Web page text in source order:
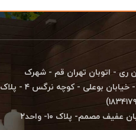
تهران - منطقه ۱۸ - شهرستان ری - اتوبان تهران قم - شهرک
صنعتی شمس آباد - بلوار آزادی - انتهای بلوار بهارستان - خیابان بوعلی - کوچه نرگس ۴ - پلاک
مصمم- پلاک ۱۰- واحد۲